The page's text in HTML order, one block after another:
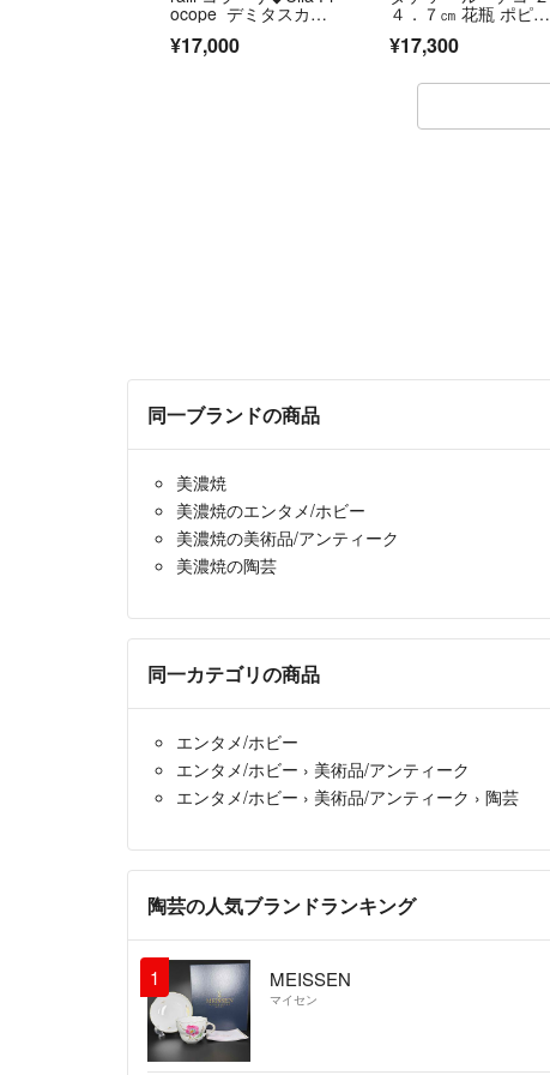
ocope デミタスカッ
¥17,000
４．７㎝ 花瓶 ポピー
¥17,300
同一ブランドの商品
美濃焼
美濃焼のエンタメ/ホビー
美濃焼の美術品/アンティーク
美濃焼の陶芸
同一カテゴリの商品
エンタメ/ホビー
エンタメ/ホビー › 美術品/アンティーク
エンタメ/ホビー › 美術品/アンティーク › 陶芸
陶芸の人気ブランドランキング
1 MEISSEN
マイセン